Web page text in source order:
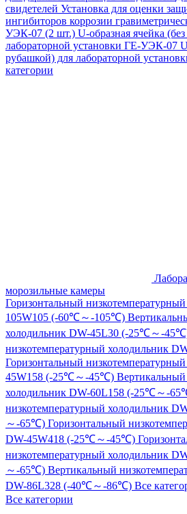
свидетелей Установка для оценки
ингибиторов коррозии
УЭК-07 (2 шт.) U-образная ячейка
лабораторной установки ГЕ-УЭК-07
рубашкой) для лабораторной
категории
морозильные камеры
Горизонтальный
105W105 (-60℃～-105℃)
холодильник DW-45L30 (-25℃～-
низкотемпературный холодильник
Горизонтальный
45W158 (-25℃～-45℃)
холодильник DW-60L158 (-25℃～-
низкотемпературный холодильник
～-65℃) Горизонтальный
DW-45W418 (-25℃～-45℃)
низкотемпературный холодильник
～-65℃) Вертикальный
DW-86L328 (-40℃～-86℃) Все
Все категории